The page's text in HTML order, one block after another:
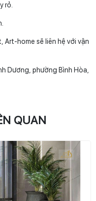
rỏ.
Art-home sẽ liên hệ với vận
Dương, phường Bình Hòa,
QUAN